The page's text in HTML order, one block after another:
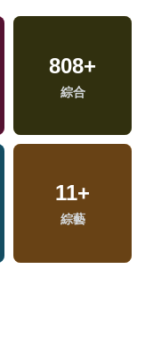
808+
綜合
11+
綜藝